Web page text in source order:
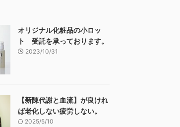
オリジナル化粧品の小ロッ
ト 受託を承っております。
2023/10/31
【新陳代謝と血流】が良けれ
ば老化しない疲労しない。
2025/5/10